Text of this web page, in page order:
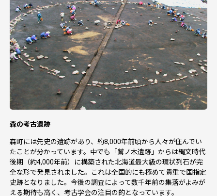
森の考古遺跡
森町には先史の遺跡があり、約8,000年前頃から人々が住んでい
たことが分かっています。中でも「鷲ノ木遺跡」からは縄文時代
後期（約4,000年前）に構築された北海道最大級の環状列石が完
全な形で発見されました。これは全国的にも極めて貴重で国指定
史跡となりました。今後の調査によって数千年前の集落がよみが
える期待も高く、考古学会の注目の的となっています。